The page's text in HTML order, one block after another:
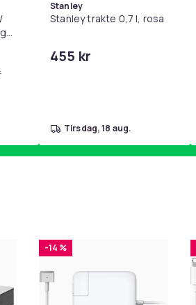
Stanley
Stanley trakte 0,7 l, rosa
455 kr
tirsdag, 18 aug.
-14 %